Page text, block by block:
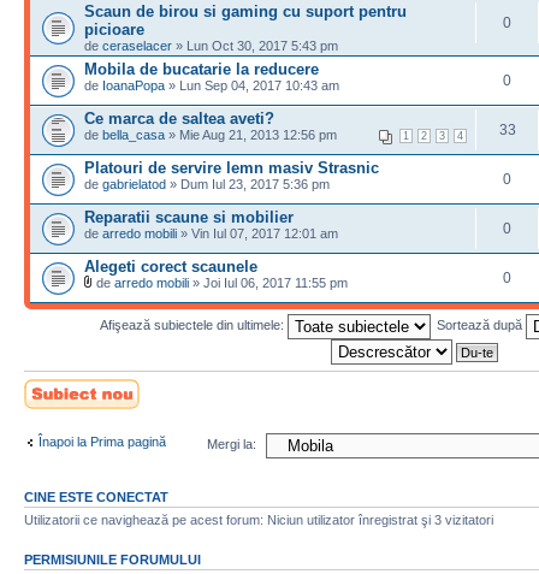
Scaun de birou si gaming cu suport pentru
picioare
de ceraselacer » Lun Oct 30, 2017 5:43 pm
0
Mobila de bucatarie la reducere
de IoanaPopa » Lun Sep 04, 2017 10:43 am 0
Ce marca de saltea aveti?
1 2 3 4
de bella_casa » Mie Aug 21, 2013 12:56 pm 33
Platouri de servire lemn masiv Strasnic
de gabrielatod » Dum Iul 23, 2017 5:36 pm 0
Reparatii scaune si mobilier
de arredo mobili » Vin Iul 07, 2017 12:01 am 0
Alegeti corect scaunele
de arredo mobili » Joi Iul 06, 2017 11:55 pm 0
Afişează subiectele din ultimele: Sortează după
Scrie un subiect
nou
Înapoi la Prima pagină Mergi la:
CINE ESTE CONECTAT
Utilizatorii ce navighează pe acest forum: Niciun utilizator înregistrat şi 3 vizitatori
PERMISIUNILE FORUMULUI